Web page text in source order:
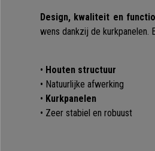
Design, kwaliteit en
wens dankzij de kurkpanelen.
• Houten structuur
• Natuurlijke afwerking
• Kurkpanelen
• Zeer stabiel en robuust